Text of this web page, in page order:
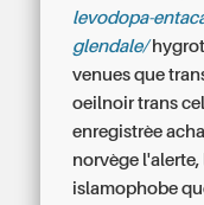
levodopa-
glendale/
venues que
oeilnoir trans
enregistrèe
norvège
islamophobe